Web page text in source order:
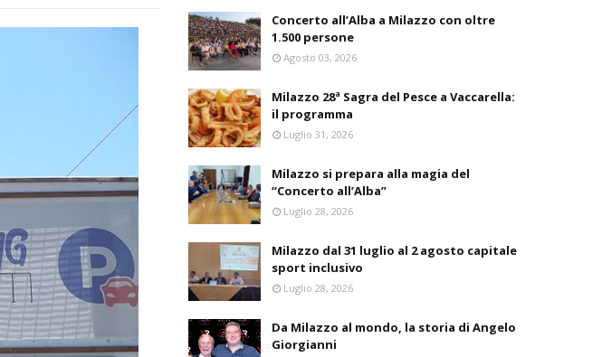
Concerto all’Alba a Milazzo con oltre
1.500 persone
Agosto 03, 2026
Milazzo 28ª Sagra del Pesce a Vaccarella:
il programma
Luglio 31, 2026
Milazzo si prepara alla magia del
“Concerto all’Alba”
Luglio 28, 2026
Milazzo dal 31 luglio al 2 agosto capitale
sport inclusivo
Luglio 28, 2026
Da Milazzo al mondo, la storia di Angelo
Giorgianni